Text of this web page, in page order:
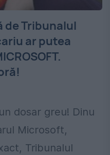
de Tribunalul
ar putea
dosar greu! Dinu
Microsoft,
Tribunalul